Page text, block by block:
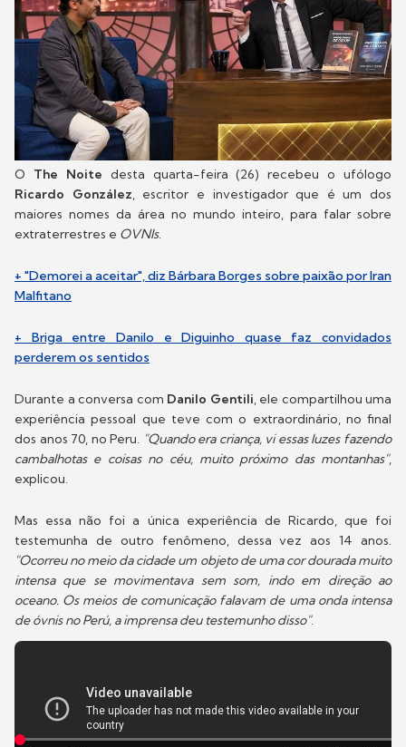
O The Noite desta quarta-feira (26) recebeu o ufólogo
Ricardo González, escritor e investigador que é um dos
maiores nomes da área no mundo inteiro, para falar sobre
extraterrestres e OVNIs.
+ "Demorei a aceitar", diz Bárbara Borges sobre paixão por Iran
Malfitano
+ Briga entre Danilo e Diguinho quase faz convidados
perderem os sentidos
Durante a conversa com Danilo Gentili, ele compartilhou uma
experiência pessoal que teve com o extraordinário, no final
dos anos 70, no Peru. "Quando era criança, vi essas luzes fazendo
cambalhotas e coisas no céu, muito próximo das montanhas",
explicou.
Mas essa não foi a única experiência de Ricardo, que foi
testemunha de outro fenômeno, dessa vez aos 14 anos.
"Ocorreu no meio da cidade um objeto de uma cor dourada muito
intensa que se movimentava sem som, indo em direção ao
oceano. Os meios de comunicação falavam de uma onda intensa
de óvnis no Perú, a imprensa deu testemunho disso".